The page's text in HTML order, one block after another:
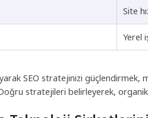
Site
Yerel
SEO stratejinizi güçlendirmek,
stratejileri belirleyerek,